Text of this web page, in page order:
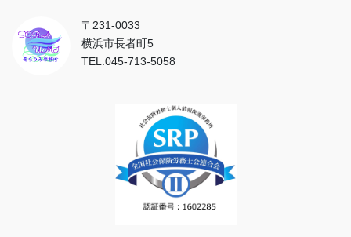
〒231-0033
横浜市長者町5
TEL:045-713-5058